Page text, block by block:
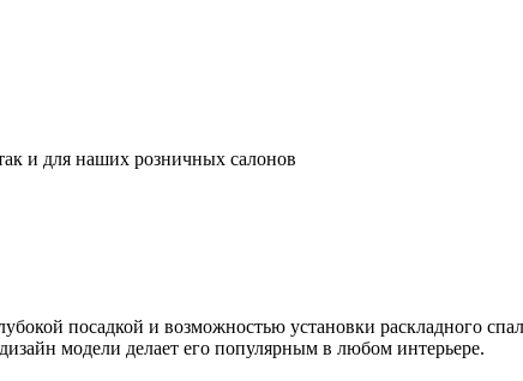
и для наших розничных салонов
посадкой и возможностью установки раскладного
модели делает его популярным в любом интерьере.